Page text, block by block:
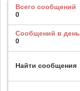
Всего сообщений
0
Сообщений в день
0
Найти сообщения